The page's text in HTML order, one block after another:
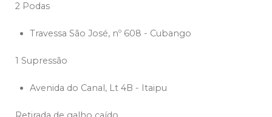
2 Podas
Travessa São José, nº 608 - Cubango
1 Supressão
Avenida do Canal, Lt 4B - Itaipu